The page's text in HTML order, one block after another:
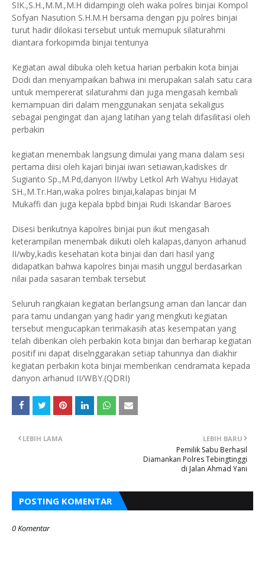
SIK.,S.H.,M.M.,M.H didampingi oleh waka polres binjai Kompol
Sofyan Nasution S.H.M.H bersama dengan pju polres binjai
turut hadir dilokasi tersebut untuk memupuk silaturahmi
diantara forkopimda binjai tentunya
Kegiatan awal dibuka oleh ketua harian perbakin kota binjai
Dodi dan menyampaikan bahwa ini merupakan salah satu cara
untuk mempererat silaturahmi dan juga mengasah kembali
kemampuan diri dalam menggunakan senjata sekaligus
sebagai pengingat dan ajang latihan yang telah difasilitasi oleh
perbakin
kegiatan menembak langsung dimulai yang mana dalam sesi
pertama diisi oleh kajari binjai iwan setiawan,kadiskes dr
Sugianto Sp.,M.Pd,danyon II/wby Letkol Arh Wahyu Hidayat
SH.,M.Tr.Han,waka polres binjai,kalapas binjai M
Mukaffi dan juga kepala bpbd binjai Rudi Iskandar Baroes
Disesi berikutnya kapolres binjai pun ikut mengasah
keterampilan menembak diikuti oleh kalapas,danyon arhanud
II/wby,kadis kesehatan kota binjai dan dari hasil yang
didapatkan bahwa kapolres binjai masih unggul berdasarkan
nilai pada sasaran tembak tersebut
Seluruh rangkaian kegiatan berlangsung aman dan lancar dan
para tamu undangan yang hadir yang mengkuti kegiatan
tersebut mengucapkan terimakasih atas kesempatan yang
telah diberikan oleh perbakin kota binjai dan berharap kegiatan
positif ini dapat diselnggarakan setiap tahunnya dan diakhir
kegiatan perbakin kota binjai memberikan cendramata kepada
danyon arhanud II/WBY.(QDRI)
LEBIH BARU
Pemilik Sabu Berhasil
Diamankan Polres Tebingtinggi
di Jalan Ahmad Yani
LEBIH LAMA
POSTING KOMENTAR
0 Komentar